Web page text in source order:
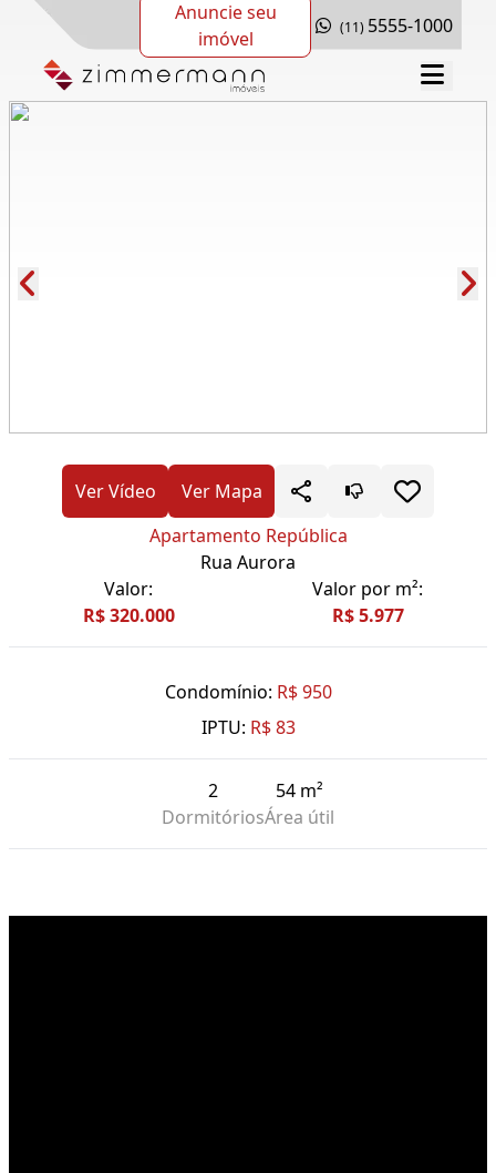
Anuncie seu
imóvel
(11) 5555-1000
Ver Vídeo
Ver Mapa
Apartamento República
Rua Aurora
Valor:
R$ 320.000
Valor por m²:
R$ 5.977
Condomínio: R$ 950
IPTU: R$ 83
2
Dormitórios
54 m²
Área útil